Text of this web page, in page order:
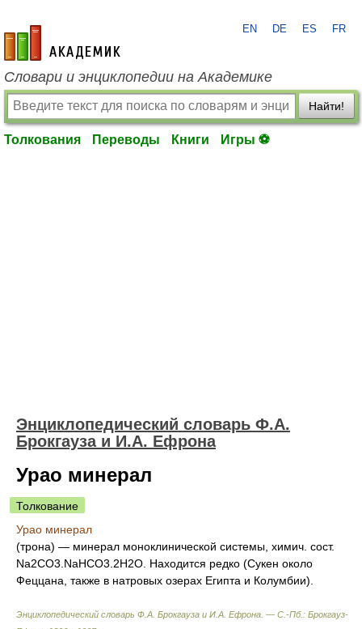
academic.ru
EN DE ES FR
Словари и энциклопедии на Академике
Найти!
Толкования Переводы Книги Игры ⚽
Энциклопедический словарь Ф.А.
Брокгауза и И.А. Ефрона
Урао минерал
Толкование
Урао минерал
(трона) — минерал моноклинической системы, химич. сост.
Na2CO3 .NaHCO3 .2H2O. Находится редко (Сукен около
Феццана, также в натровых озерах Египта и Колумбии).
Энциклопедический словарь Ф.А. Брокгауза и И.А. Ефрона. — С.-Пб.: Брокгауз-